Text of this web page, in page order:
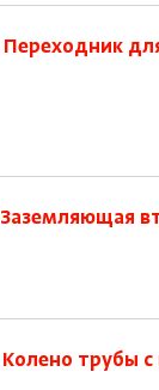
Переходник
Заземляющая
Колено трубы